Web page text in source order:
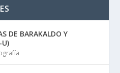
DE BARAKALDO Y
U)